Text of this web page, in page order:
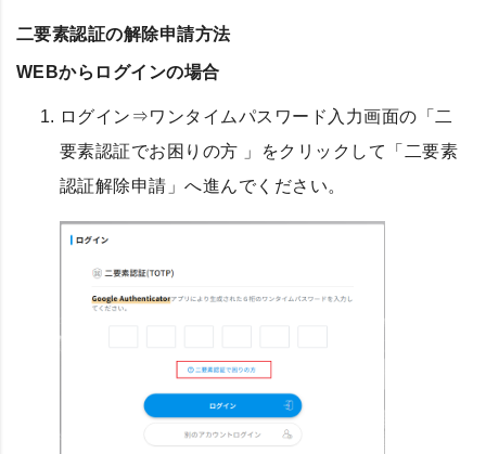
二要素認証の解除申請方法
WEBからログインの場合
ログイン⇒ワンタイムパスワード入力画面の「二
要素認証でお困りの方 」をクリックして「二要素
認証解除申請」へ進んでください。